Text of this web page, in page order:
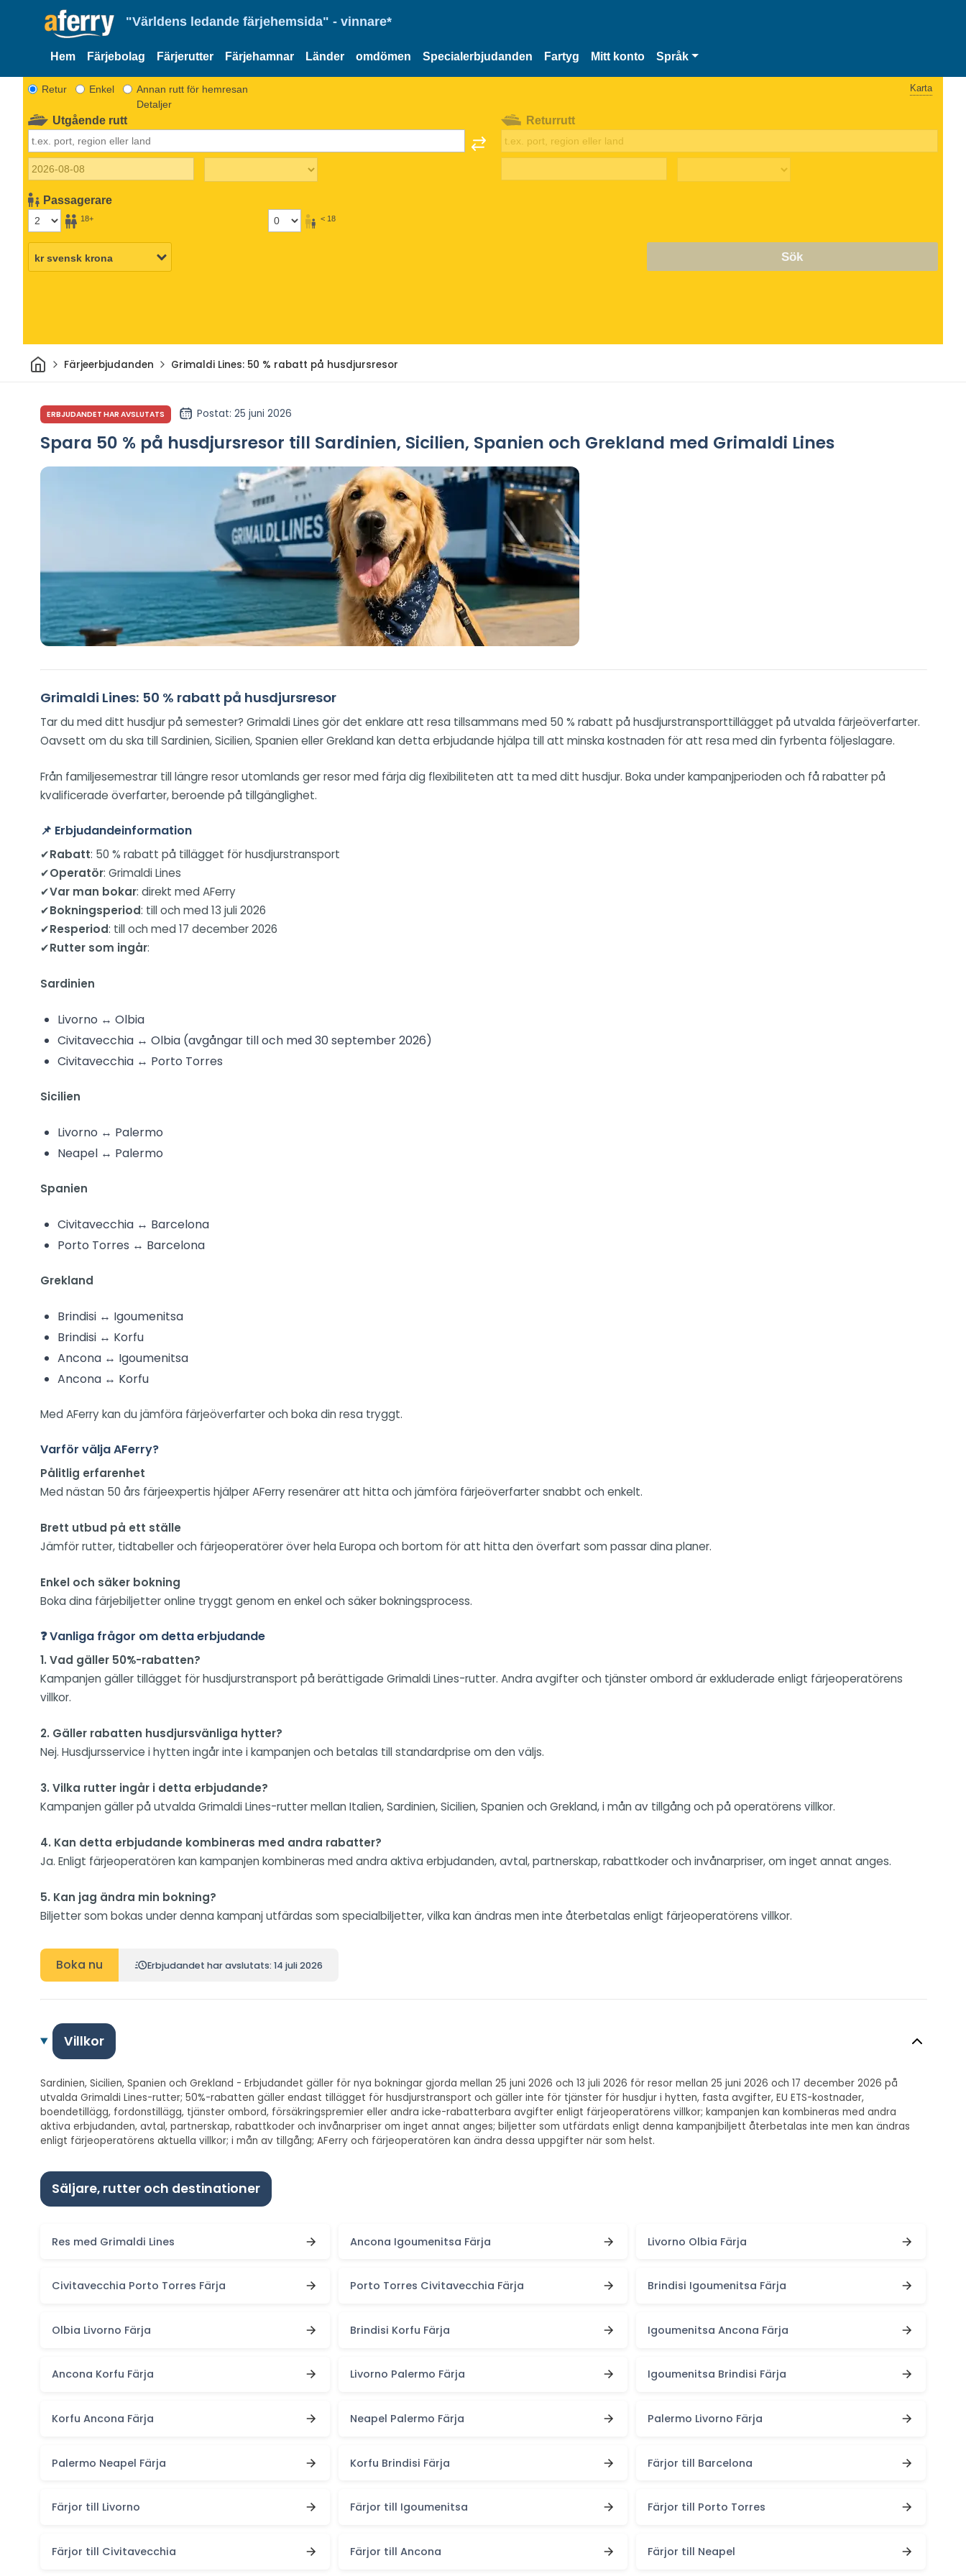
"Världens ledande färjehemsida" - vinnare*
Hem Färjebolag Färjerutter Färjehamnar Länder omdömen Specialerbjudanden Fartyg Mitt konto Språk
Retur Enkel
Annan rutt för hemresan
Detaljer
Karta
Utgående rutt
Passagerare
18+ < 18
Returrutt
Sök
HemFärjeerbjudanden Grimaldi Lines: 50 % rabatt på husdjursresor
ERBJUDANDET HAR AVSLUTATS Postat: 25 juni 2026
Spara 50 % på husdjursresor till Sardinien, Sicilien, Spanien och Grekland med Grimaldi Lines
Grimaldi Lines: 50 % rabatt på husdjursresor
Tar du med ditt husdjur på semester? Grimaldi Lines gör det enklare att resa tillsammans med 50 % rabatt på husdjurstransporttillägget på utvalda färjeöverfarter.
Oavsett om du ska till Sardinien, Sicilien, Spanien eller Grekland kan detta erbjudande hjälpa till att minska kostnaden för att resa med din fyrbenta följeslagare.
Från familjesemestrar till längre resor utomlands ger resor med färja dig flexibiliteten att ta med ditt husdjur. Boka under kampanjperioden och få rabatter på
kvalificerade överfarter, beroende på tillgänglighet.
📌 Erbjudandeinformation
✔Rabatt: 50 % rabatt på tillägget för husdjurstransport
✔Operatör: Grimaldi Lines
✔Var man bokar: direkt med AFerry
✔Bokningsperiod: till och med 13 juli 2026
✔Resperiod: till och med 17 december 2026
✔Rutter som ingår:
Sardinien
Livorno ↔ Olbia
Civitavecchia ↔ Olbia (avgångar till och med 30 september 2026)
Civitavecchia ↔ Porto Torres
Sicilien
Livorno ↔ Palermo
Neapel ↔ Palermo
Spanien
Civitavecchia ↔ Barcelona
Porto Torres ↔ Barcelona
Grekland
Brindisi ↔ Igoumenitsa
Brindisi ↔ Korfu
Ancona ↔ Igoumenitsa
Ancona ↔ Korfu
Med AFerry kan du jämföra färjeöverfarter och boka din resa tryggt.
Varför välja AFerry?
Pålitlig erfarenhet
Med nästan 50 års färjeexpertis hjälper AFerry resenärer att hitta och jämföra färjeöverfarter snabbt och enkelt.
Brett utbud på ett ställe
Jämför rutter, tidtabeller och färjeoperatörer över hela Europa och bortom för att hitta den överfart som passar dina planer.
Enkel och säker bokning
Boka dina färjebiljetter online tryggt genom en enkel och säker bokningsprocess.
❓ Vanliga frågor om detta erbjudande
1. Vad gäller 50%-rabatten?
Kampanjen gäller tillägget för husdjurstransport på berättigade Grimaldi Lines-rutter. Andra avgifter och tjänster ombord är exkluderade enligt färjeoperatörens
villkor.
2. Gäller rabatten husdjursvänliga hytter?
Nej. Husdjursservice i hytten ingår inte i kampanjen och betalas till standardprise om den väljs.
3. Vilka rutter ingår i detta erbjudande?
Kampanjen gäller på utvalda Grimaldi Lines-rutter mellan Italien, Sardinien, Sicilien, Spanien och Grekland, i mån av tillgång och på operatörens villkor.
4. Kan detta erbjudande kombineras med andra rabatter?
Ja. Enligt färjeoperatören kan kampanjen kombineras med andra aktiva erbjudanden, avtal, partnerskap, rabattkoder och invånarpriser, om inget annat anges.
5. Kan jag ändra min bokning?
Biljetter som bokas under denna kampanj utfärdas som specialbiljetter, vilka kan ändras men inte återbetalas enligt färjeoperatörens villkor.
Boka nu Erbjudandet har avslutats: 14 juli 2026
Villkor
Sardinien, Sicilien, Spanien och Grekland - Erbjudandet gäller för nya bokningar gjorda mellan 25 juni 2026 och 13 juli 2026 för resor mellan 25 juni 2026 och 17 december 2026 på
utvalda Grimaldi Lines-rutter; 50%-rabatten gäller endast tillägget för husdjurstransport och gäller inte för tjänster för husdjur i hytten, fasta avgifter, EU ETS-kostnader,
boendetillägg, fordonstillägg, tjänster ombord, försäkringspremier eller andra icke-rabatterbara avgifter enligt färjeoperatörens villkor; kampanjen kan kombineras med andra
aktiva erbjudanden, avtal, partnerskap, rabattkoder och invånarpriser om inget annat anges; biljetter som utfärdats enligt denna kampanjbiljett återbetalas inte men kan ändras
enligt färjeoperatörens aktuella villkor; i mån av tillgång; AFerry och färjeoperatören kan ändra dessa uppgifter när som helst.
Säljare, rutter och destinationer
Res med Grimaldi Lines Ancona Igoumenitsa Färja Livorno Olbia Färja
Civitavecchia Porto Torres Färja Porto Torres Civitavecchia Färja Brindisi Igoumenitsa Färja
Olbia Livorno Färja Brindisi Korfu Färja Igoumenitsa Ancona Färja
Ancona Korfu Färja Livorno Palermo Färja Igoumenitsa Brindisi Färja
Korfu Ancona Färja Neapel Palermo Färja Palermo Livorno Färja
Palermo Neapel Färja Korfu Brindisi Färja Färjor till Barcelona
Färjor till Livorno Färjor till Igoumenitsa Färjor till Porto Torres
Färjor till Civitavecchia Färjor till Ancona Färjor till Neapel